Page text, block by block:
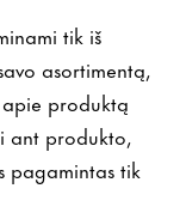
tik iš
asortimentą,
produktą
ant produkto,
pagamintas tik